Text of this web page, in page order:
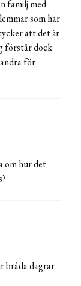
familj med
som har
att det är
förstår dock
för
om hur det
bråda dagrar